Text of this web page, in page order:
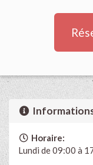
Horaire:
Lundi de 09:00 à